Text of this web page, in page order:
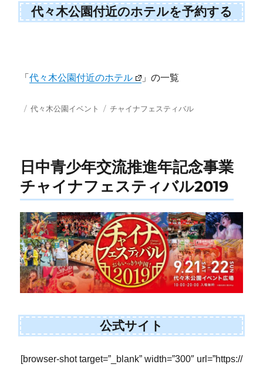
代々木公園付近のホテルを予約する
「代々木公園付近のホテル 」の一覧
投 カ
代々木公園イベント
タ
チャイナフェスティバル
日中青少年交流推進年記念事業
チャイナフェスティバル2019
公式サイト
[browser-shot target=”_blank” width=”300″ url=”https://